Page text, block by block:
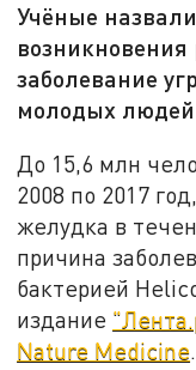
Учёные
заболевание
молодых
До 15,6 млн
2008 по 2017
желудка в
причина
бактерией
издание
Nature Medicine.